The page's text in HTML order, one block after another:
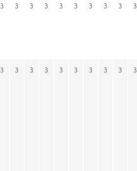
3 3 3 3 3 3 3 3 3 3
3 3 3 3 3 3 3 3 3 3